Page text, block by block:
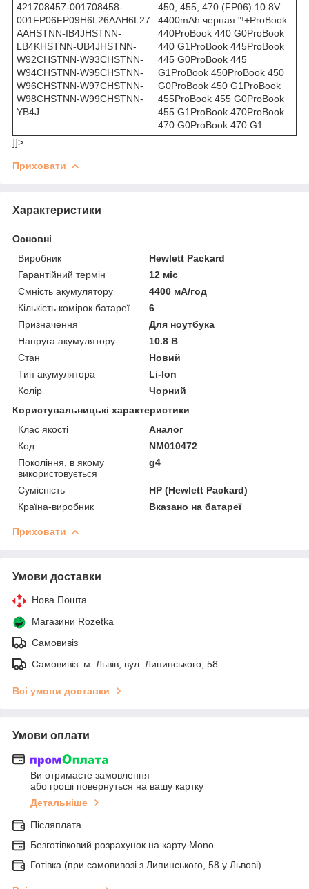
421708457-001708458-
001FP06FP09H6L26AAH6L27
AAHSTNN-IB4JHSTNN-
LB4KHSTNN-UB4JHSTNN-
W92CHSTNN-W93CHSTNN-
W94CHSTNN-W95CHSTNN-
W96CHSTNN-W97CHSTNN-
W98CHSTNN-W99CHSTNN-
YB4J
450, 455, 470 (FP06) 10.8V
4400mAh черная "!+ProBook
440ProBook 440 G0ProBook
440 G1ProBook 445ProBook
445 G0ProBook 445
G1ProBook 450ProBook 450
G0ProBook 450 G1ProBook
455ProBook 455 G0ProBook
455 G1ProBook 470ProBook
470 G0ProBook 470 G1
]]>
Приховати
Характеристики
Основні
Виробник
Hewlett Packard
Гарантійний термін
12 міс
Ємність акумулятору
4400 мА/год
Кількість комірок батареї
6
Призначення
Для ноутбука
Напруга акумулятору
10.8 В
Стан
Новий
Тип акумулятора
Li-Ion
Колір
Чорний
Користувальницькі характеристики
Клас якості
Аналог
Код
NM010472
Покоління, в якому
використовується
g4
Сумісність
HP (Hewlett Packard)
Країна-виробник
Вказано на батареї
Приховати
Умови доставки
Нова Пошта
Магазини Rozetka
Самовивіз
Самовивіз: м. Львів, вул. Липинського, 58
Всі умови доставки
Умови оплати
Ви отримаєте замовлення
або гроші повернуться на вашу картку
Детальніше
Післяплата
Безготівковий розрахунок на карту Mono
Готівка (при самовивозі з Липинського, 58 у Львові)